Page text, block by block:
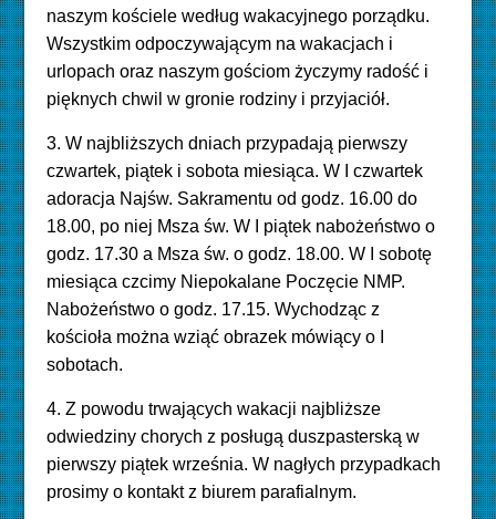
naszym kościele według wakacyjnego porządku.
Wszystkim odpoczywającym na wakacjach i
urlopach oraz naszym gościom życzymy radość i
pięknych chwil w gronie rodziny i przyjaciół.
3. W najbliższych dniach przypadają pierwszy
czwartek, piątek i sobota miesiąca. W I czwartek
adoracja Najśw. Sakramentu od godz. 16.00 do
18.00, po niej Msza św. W I piątek nabożeństwo o
godz. 17.30 a Msza św. o godz. 18.00. W I sobotę
miesiąca czcimy Niepokalane Poczęcie NMP.
Nabożeństwo o godz. 17.15. Wychodząc z
kościoła można wziąć obrazek mówiący o I
sobotach.
4. Z powodu trwających wakacji najbliższe
odwiedziny chorych z posługą duszpasterską w
pierwszy piątek września. W nagłych przypadkach
prosimy o kontakt z biurem parafialnym.